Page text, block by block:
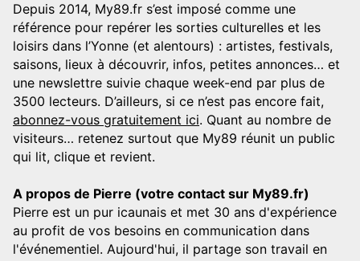
Depuis 2014, My89.fr s’est imposé comme une
référence pour repérer les sorties culturelles et les
loisirs dans l’Yonne (et alentours) : artistes, festivals,
saisons, lieux à découvrir, infos, petites annonces… et
une newslettre suivie chaque week-end par plus de
3500 lecteurs. D’ailleurs, si ce n’est pas encore fait,
abonnez-vous gratuitement ici. Quant au nombre de
visiteurs… retenez surtout que My89 réunit un public
qui lit, clique et revient.
A propos de Pierre (votre contact sur My89.fr)
Pierre est un pur icaunais et met 30 ans d'expérience
au profit de vos besoins en communication dans
l'événementiel. Aujourd'hui, il partage son travail en